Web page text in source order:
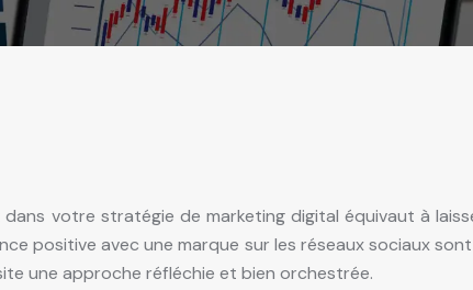
votre stratégie de marketing digital équivaut à
positive avec une marque sur les réseaux sociaux
une approche réfléchie et bien orchestrée.